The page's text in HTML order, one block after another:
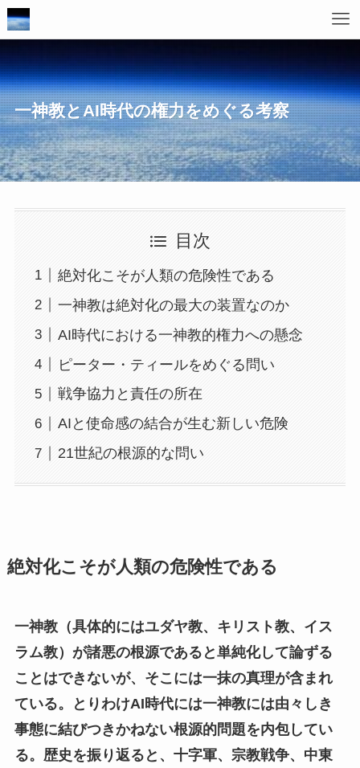
一神教とAI時代の権力をめぐる考察
目次
絶対化こそが人類の危険性である
一神教は絶対化の最大の装置なのか
AI時代における一神教的権力への懸念
ピーター・ティールをめぐる問い
戦争協力と責任の所在
AIと使命感の結合が生む新しい危険
21世紀の根源的な問い
絶対化こそが人類の危険性である
一神教（具体的にはユダヤ教、キリスト教、イス
ラム教）が諸悪の根源であると単純化して論ずる
ことはできないが、そこには一抹の真理が含まれ
ている。とりわけAI時代には一神教には由々しき
事態に結びつきかねない根源的問題を内包してい
る。歴史を振り返ると、十字軍、宗教戦争、中東